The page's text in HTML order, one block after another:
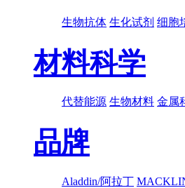
生物抗体 生化试剂 细胞
材料科学
代替能源 生物材料 金属
品牌
Aladdin/阿拉丁